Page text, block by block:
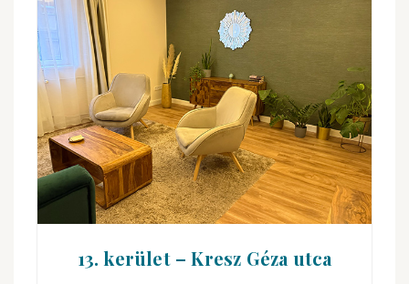
13. kerület – Kresz Géza utca